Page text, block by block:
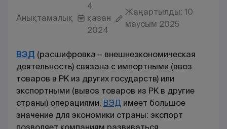
Анықтамалық
4
қазан
2024
Жаңартылды: 10
маусым 2025
ВЭД (расшифровка – внешнеэкономическая
деятельность) связана с импортными (ввоз
товаров в РК из других государств) или
экспортными (вывоз товаров из РК в другие
страны) операциями. ВЭД имеет большое
значение для экономики страны: экспорт